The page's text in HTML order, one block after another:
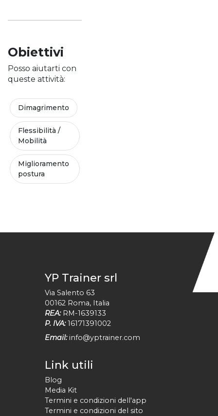
Obiettivi
Posso aiutarti con
queste attività:
Dimagrimento
Flessibilità /
Mobilità
Miglioramento
postura
YP Trainer srl
Via Salento 63
00162 Roma, Italia
REA: RM-1639133
P. IVA: 16171391002
Email: info@yptrainer.com
Link utili
Blog
Media Kit
Termini e condizioni dell'app
Termini e condizioni del sito